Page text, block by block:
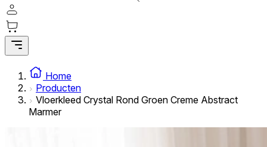
Home
Producten
Vloerkleed Crystal Rond Groen Creme Abstract
Marmer
interessant zijn voor de individuele gebruiker en